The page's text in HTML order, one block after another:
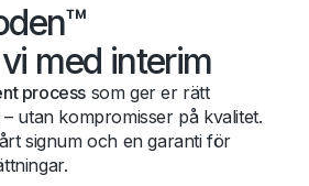
med interim
process som ger er rätt
utan kompromisser på kvalitet.
signum och en garanti för